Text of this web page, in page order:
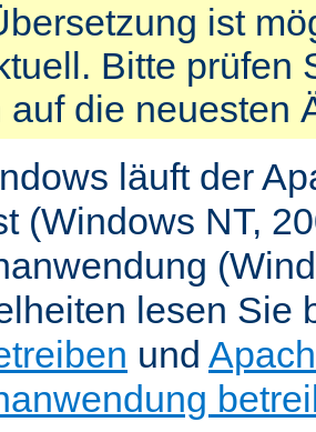
ist
Bitte prüfen
auf die neuesten
läuft der
(Windows NT,
lesen Sie
und